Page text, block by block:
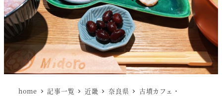
home 記事一覧 近畿 奈良県
古墳カフェ・